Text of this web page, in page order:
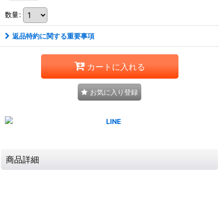
数量:
返品特約に関する重要事項
カートに入れる
お気に入り登録
商品詳細